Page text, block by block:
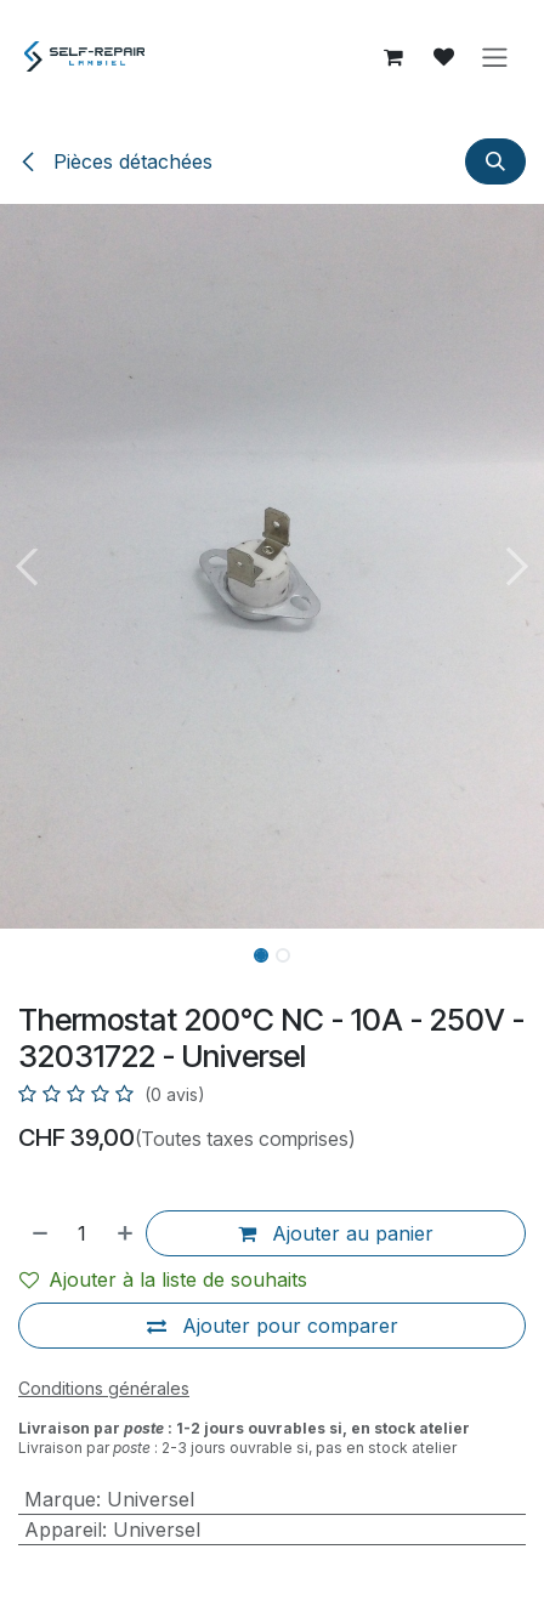
Pièces détachées
Thermostat 200°C NC - 10A - 250V -
32031722 - Universel
(0 avis)
CHF 39,00(Toutes taxes comprises)
Ajouter au panier
Ajouter pour comparer
Ajouter à la liste de souhaits
Conditions générales
Livraison par poste : 1-2 jours ouvrables si, en stock atelier
Livraison parposte : 2-3 jours ouvrable si, pas en stock atelier
Marque: Universel
Appareil: Universel